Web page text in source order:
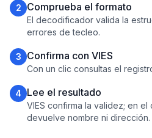
2 Comprueba el formato
El decodificador valida la
errores de tecleo.
3 Confirma con VIES
Con un clic consultas el
4 Lee el resultado
VIES confirma la validez; en el
devuelve nombre ni dirección.